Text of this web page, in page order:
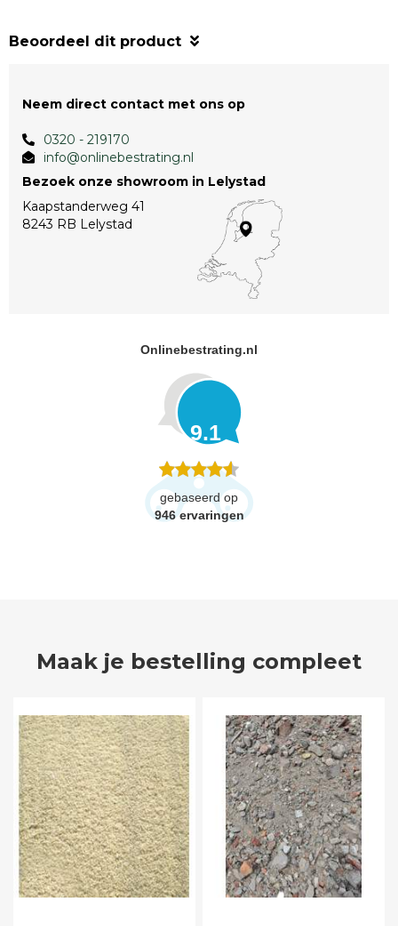
Beoordeel dit product
Neem direct contact met ons op
0320 - 219170
info@onlinebestrating.nl
Bezoek onze showroom in Lelystad
Kaapstanderweg 41
8243 RB Lelystad
Onlinebestrating.nl
9.1
gebaseerd op
946 ervaringen
Maak je bestelling compleet